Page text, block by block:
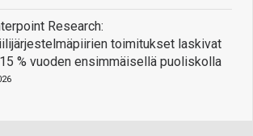
Research:
toimitukset laskivat
% vuoden ensimmäisellä puoliskolla